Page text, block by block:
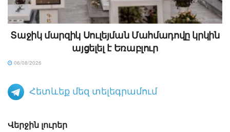
Տաջիկ մարզիկ Սուլեյման Մահմադովը կրկին
այցելել է Եռաբլուր
06/08/2026
Հետևեք մեզ տելեգրամում
Վերջին լուրեր